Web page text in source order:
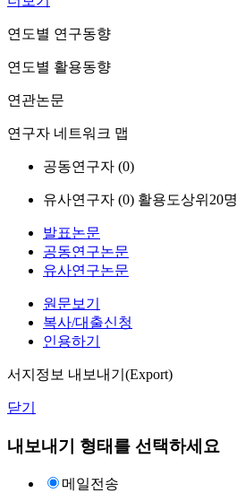
연도별 연구동향
연도별 활용동향
연관논문
연구자 네트워크 맵
공동연구자 (0)
유사연구자 (0) 활용도상위20명
발표논문
공동연구논문
유사연구논문
원문보기
복사/대출신청
인용하기
서지정보 내보내기(Export)
닫기
내보내기 형태를 선택하세요
메일전송